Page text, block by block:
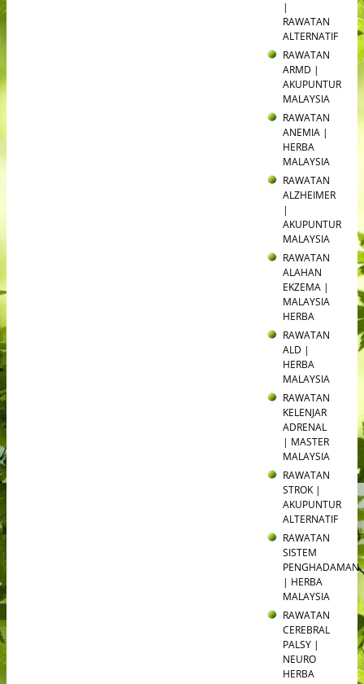
|
RAWATAN
ALTERNATIF
RAWATAN
ARMD |
AKUPUNTUR
MALAYSIA
RAWATAN
ANEMIA |
HERBA
MALAYSIA
RAWATAN
ALZHEIMER
|
AKUPUNTUR
MALAYSIA
RAWATAN
ALAHAN
EKZEMA |
MALAYSIA
HERBA
RAWATAN
ALD |
HERBA
MALAYSIA
RAWATAN
KELENJAR
ADRENAL
| MASTER
MALAYSIA
RAWATAN
STROK |
AKUPUNTUR
ALTERNATIF
RAWATAN
SISTEM
PENGHADAMAN
| HERBA
MALAYSIA
RAWATAN
CEREBRAL
PALSY |
NEURO
HERBA